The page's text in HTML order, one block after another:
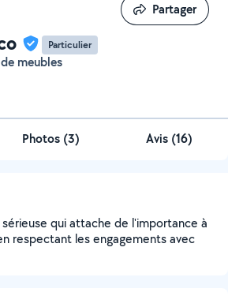
Particulier
meubles
Partager
Partager
Photos (3) Avis (16)
qui attache de l'importance à
respectant les engagements avec